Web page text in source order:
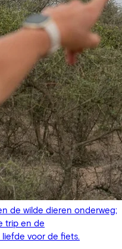
de wilde dieren onderweg;
trip en de
voor de fiets.